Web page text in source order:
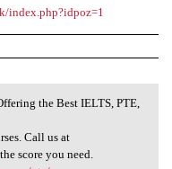
index.php?idpoz=1
Offering
the Best IELTS, PTE,
Call us at
score you need.